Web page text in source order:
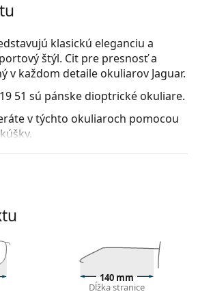
klasickú eleganciu a
štýl. Cit pre presnosť a
v každom detaile okuliarov Jaguar.
51 sú pánske dioptrické okuliare.
v týchto okuliaroch pomocou
voľbou, ak máte hranatý
vyrobený z veľmi kvalitného plastu,
odolnosť, pohodlné nosenie a
140 mm
Dĺžka stranice